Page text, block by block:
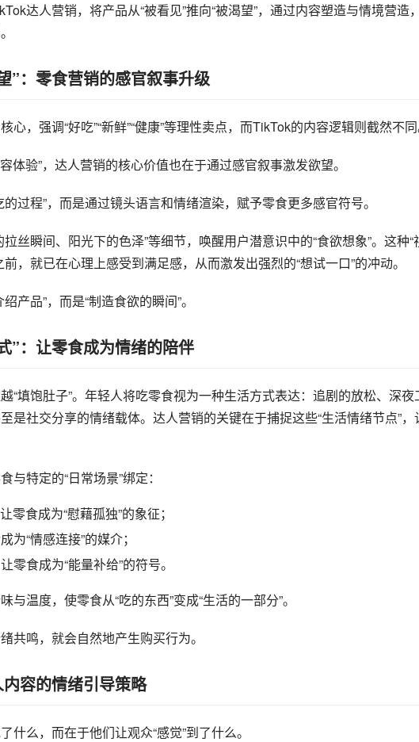
达人营销，将产品从“被看见”推向“被渴望”，通过内容塑造与情境营造
”：零食营销的感官叙事升级
，强调“好吃”“新鲜”“健康”等理性卖点，而TikTok的内容逻辑则截然不
体验”，达人营销的核心价值也在于通过感官叙事激发欲望。
过程”，而是通过镜头语言和情绪渲染，赋予零食更多感官符号。
丝瞬间、阳光下的色泽”等细节，唤醒用户潜意识中的“食欲想象”。这种“
，就已在心理上感受到满足感，从而激发出强烈的“想试一口”的冲动。
产品”，而是“制造食欲的瞬间”。
”：让零食成为情绪的陪伴
“填饱肚子”。年轻人将吃零食视为一种生活方式表达：追剧的放松、深夜
是社交分享的情绪载体。达人营销的关键在于捕捉这些“生活情绪节点”，
特定的“日常场景”绑定：
食成为“慰藉孤独”的象征；
“情感连接”的媒介；
食成为“能量补给”的符号。
温度，使零食从“吃的东西”变成“生活的一部分”。
共鸣，就会自然地产生购买行为。
容的情绪引导策略
么，而在于他们让观众“感觉”到了什么。